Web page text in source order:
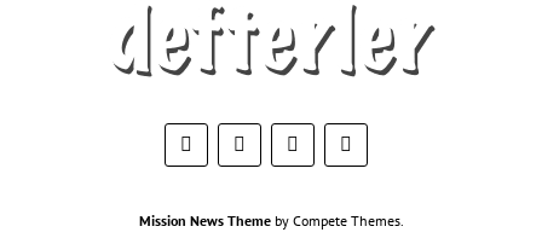
Mission News Themeby Compete Themes.